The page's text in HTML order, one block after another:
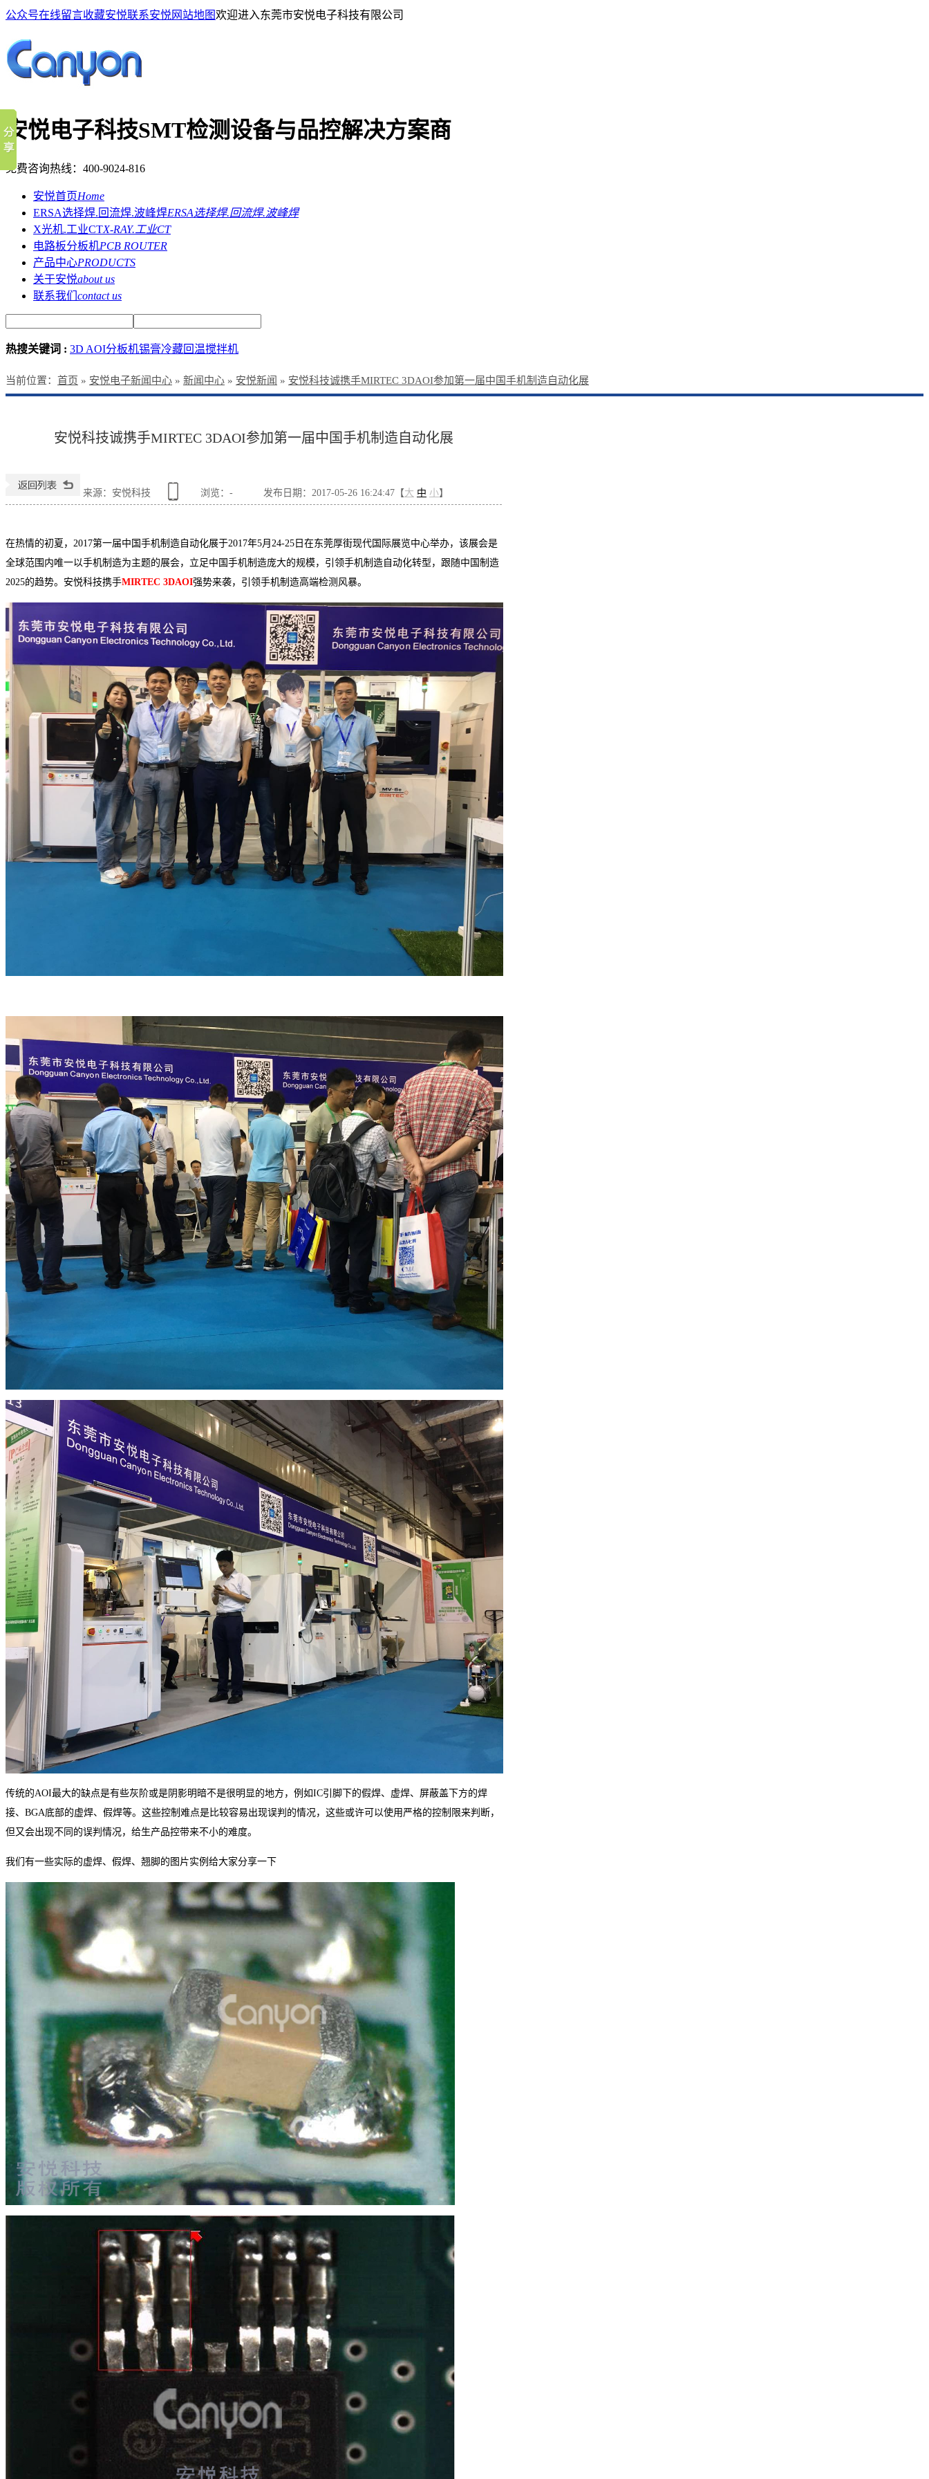
公众号在线留言收藏安悦联系安悦 网站地图欢迎进入东莞市安悦电子科技有限公司
安悦电子科技SMT检测设备与品控解决方案商
免费咨询热线： 400-9024-816
安悦首页Home
ERSA选择焊.回流焊.波峰焊ERSA选择焊.回流焊.波峰焊
X光机.工业CTX-RAY.工业CT
电路板分板机PCB ROUTER
产品中心PRODUCTS
关于安悦about us
联系我们 contact us
热搜关键词 : 3D AOI分板机锡膏冷藏回温搅拌机
当前位置： 首页 » 安悦电子新闻中心 » 新闻中心 » 安悦新闻 » 安悦科技诚携手MIRTEC 3DAOI参加第一届中国手机制造自动化展
安悦科技诚携手MIRTEC 3DAOI参加第一届中国手机制造自动化展
来源：安悦科技 浏览： - 发布日期：2017-05-26 16:24:47【大 中 小】
在热情的初夏， 2017第一届中国手机制造自动化展于2017年5月 24-25 日在东莞厚街现代国际展览中心举办，该展会是
全球范围内唯一以手机制造为主题的展会，立足中国手机制造庞大的规模，引领手机制造自动化转型，跟随中国制造
2025的趋势。安悦科技携手MIRTEC 3DAOI强势来袭，引领手机制造高端检测风暴。
传统的AOI最大的缺点是有些灰阶或是阴影明暗不是很明显的地方，例如IC引脚下的假焊、虚焊、屏蔽盖下方的焊
接、 BGA底部的虚焊、假焊等。这些控制难点是比较容易出现误判的情况，这些或许可以使用严格的控制限来判断，
但又会出现不同的误判情况，给生产品控带来不小的难度。
我们有一些实际的虚焊、假焊、翘脚的图片实例给大家分享一下